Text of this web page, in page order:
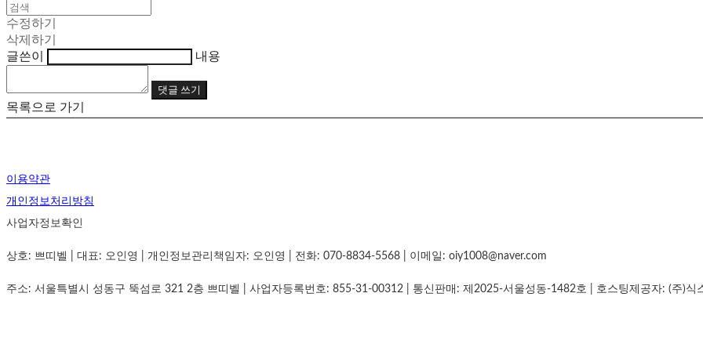
수정하기
삭제하기
글쓴이
내용
댓글 쓰기
목록으로 가기
이용약관
개인정보처리방침
사업자정보확인
상호: 쁘띠벨 | 대표: 오인영 | 개인정보관리책임자: 오인영 | 전화: 070-8834-5568 | 이메일: oiy1008@naver.com
주소: 서울특별시 성동구 뚝섬로 321 2층 쁘띠벨 | 사업자등록번호: 855-31-00312 | 통신판매: 제2025-서울성동-1482호 | 호스팅제공자: (주)식